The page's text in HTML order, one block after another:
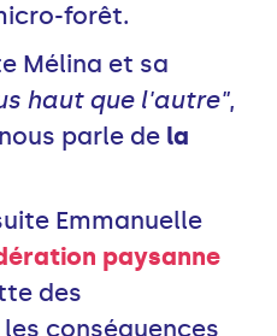
forêt.
Mélina et sa
haut que l'autre",
parle de la
Emmanuelle
paysanne
des
conséquences